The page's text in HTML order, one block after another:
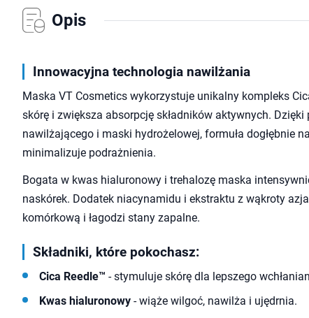
Opis
Innowacyjna technologia nawilżania
Maska VT Cosmetics wykorzystuje unikalny kompleks
skórę i zwiększa absorpcję składników aktywnych. Dzięki
nawilżającego i maski hydrożelowej, formuła dogłębnie
minimalizuje podrażnienia.
Bogata w kwas hialuronowy i trehalozę maska
naskórek. Dodatek niacynamidu i ekstraktu z wąkroty
komórkową i łagodzi stany zapalne.
Składniki, które pokochasz:
Cica Reedle™ - stymuluje skórę dla lepszego
Kwas hialuronowy - wiąże wilgoć, nawilża i ujędrnia.